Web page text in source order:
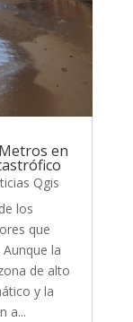
en
Qgis
los
que
la
de alto
y la
a...